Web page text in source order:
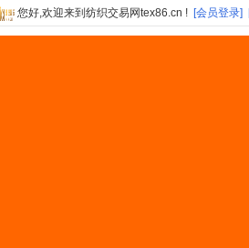
您好,欢迎来到纺织交易网tex86.cn ! [会员登录]